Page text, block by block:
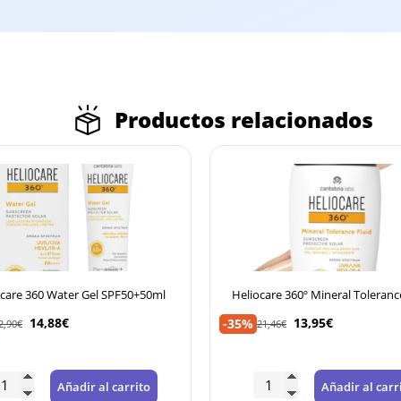
Productos relacionados
360 Water Gel SPF50+50ml
€ 14,88€
Añadir al carrito
Heliocare 360º Mineral
-35% 21,46€ 13,95€
Añadir al